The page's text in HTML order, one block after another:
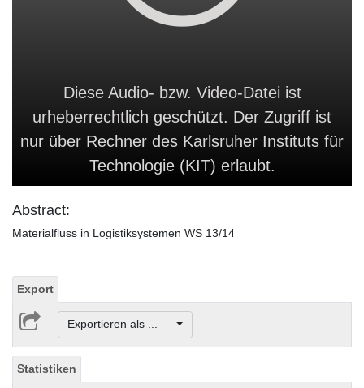
Diese Audio- bzw. Video-Datei ist
urheberrechtlich geschützt. Der Zugriff ist
nur über Rechner des Karlsruher Instituts für
Technologie (KIT) erlaubt.
Abstract:
Materialfluss in Logistiksystemen WS 13/14
Export
Exportieren als ...
Statistiken